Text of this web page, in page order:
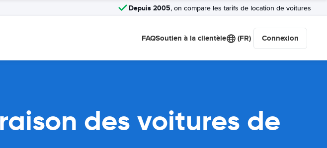
Depuis 2005, on compare les tarifs de location de voitures
FAQSoutien à la clientèle (FR) Connexion
des voitures de